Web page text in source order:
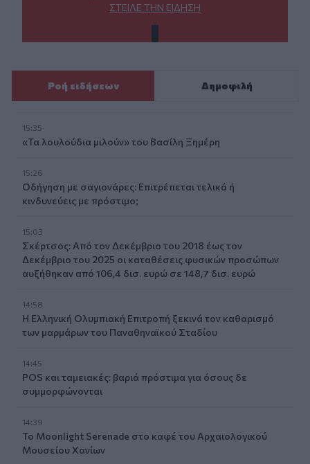
ΣΤΕΊΛΕ ΤΗΝ ΕΊΔΗΣΗ
Ροή ειδήσεων Δημοφιλή
15:35
«Τα λουλούδια μιλούν» του Βασίλη Ξημέρη
15:26
Οδήγηση με σαγιονάρες: Επιτρέπεται τελικά ή
κινδυνεύεις με πρόστιμο;
15:03
Σκέρτσος: Από τον Δεκέμβριο του 2018 έως τον
Δεκέμβριο του 2025 οι καταθέσεις φυσικών προσώπων
αυξήθηκαν από 106,4 δισ. ευρώ σε 148,7 δισ. ευρώ
14:58
Η Ελληνική Ολυμπιακή Επιτροπή ξεκινά τον καθαρισμό
των μαρμάρων του Παναθηναϊκού Σταδίου
14:45
POS και ταμειακές: βαριά πρόστιμα για όσους δε
συμμορφώνονται
14:39
To Moonlight Serenade στο καφέ του Αρχαιολογικού
Μουσείου Χανίων